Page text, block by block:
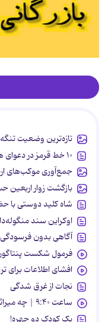
تازه‌ترین وضعیت
۱۰ خط قرمز در دعوای همسران
جمع‌آوری موکب‌های
بازگشت زوار اربعین
شاه کلید دوستی با
اوکراین سند
آگاهی بدون فرسودگی
فرمول شکست
افشای اطلاعات برای
نجات از غرق شدگی
ساعت ۹:۴۰ | چه میراثی از خود به جای گذاشت؟
یک کودک دو چهره!